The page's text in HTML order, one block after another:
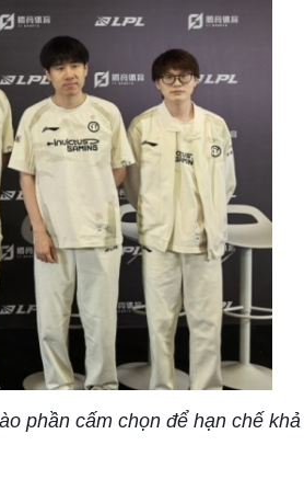
phần cấm chọn để hạn chế